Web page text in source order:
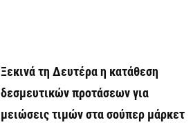
Ξεκινά τη Δευτέρα η κατάθεση
δεσμευτικών προτάσεων για
μειώσεις τιμών στα σούπερ μάρκετ